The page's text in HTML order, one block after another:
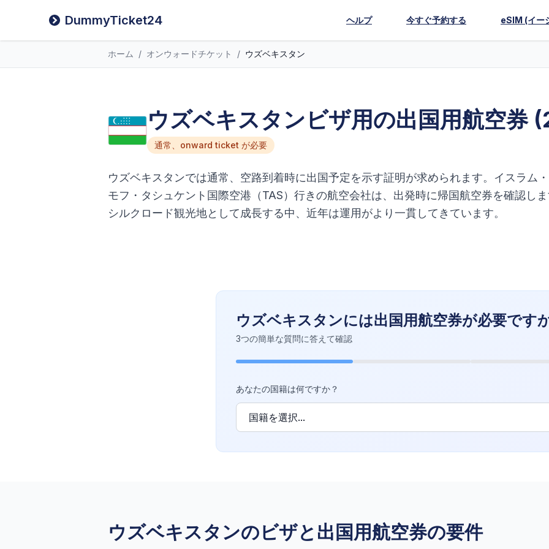
DummyTicket24 ヘルプ 今すぐ予約する eSIM (イー
ホーム / オンウォードチケット / ウズベキスタン
ウズベキスタンビザ用の出国用航空券
通常、onward ticket が必要
ウズベキスタンでは通常、空路到着時に出国予定を示す証明が求められます。イスラム
モフ・タシュケント国際空港（TAS）行きの航空会社は、出発時に帰国航空券を確認し
シルクロード観光地として成長する中、近年は運用がより一貫してきています。
ウズベキスタンには出国用航空券が必要です
3つの簡単な質問に答えて確認
あなたの国籍は何ですか？
ウズベキスタンのビザと出国用航空券の要件